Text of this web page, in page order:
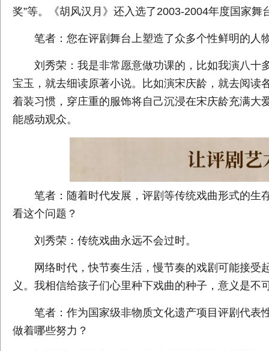
奖”等。《胡风汉月》还入选了2003-2004年度国家舞
笔者：您在评剧舞台上塑造了众多个性鲜明的人物
刘秀荣：我是非常愿意做功课的，比如我演八十
宝玉，就去细读原著小说。比如演宋庆龄，就去阅
着装习惯，穿庄重的服饰将自己沉浸在宋庆龄充满
能感动观众。
笔者：随着时代发展，评剧等传统戏曲形式的生
看这个问题？
刘秀荣：传统戏曲永远不会过时。
网络时代，快节奏生活，慢节奏的戏剧可能接受
义。我相信给孩子们心里种下戏曲的种子，意义是不
笔者：作为国家级非物质文化遗产项目评剧代表
做着哪些努力？